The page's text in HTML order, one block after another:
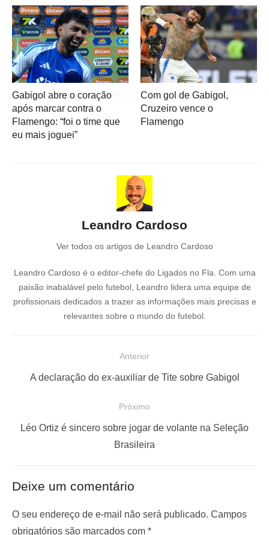
Gabigol abre o coração
após marcar contra o
Flamengo: “foi o time que
eu mais joguei”
Com gol de Gabigol,
Cruzeiro vence o
Flamengo
Leandro Cardoso
Ver todos os artigos de Leandro Cardoso
Leandro Cardoso é o editor-chefe do Ligados no Fla. Com uma
paixão inabalável pelo futebol, Leandro lidera uma equipe de
profissionais dedicados a trazer as informações mais precisas e
relevantes sobre o mundo do futebol.
ã
d
Anterior
P
t
r
i
A declaração do ex-auxiliar de Tite sobre Gabigol
Próximo
P
m
o
Léo Ortiz é sincero sobre jogar de volante na Seleção
Brasileira
Deixe um comentário
O seu endereço de e-mail não será publicado. Campos
obrigatórios são marcados com *